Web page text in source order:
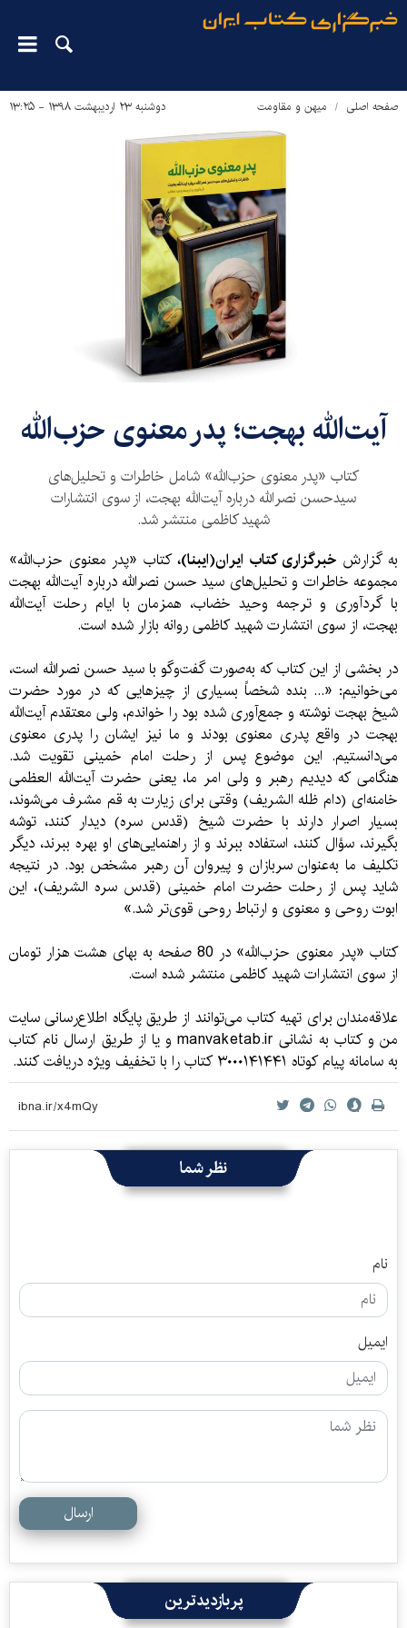
صفحه اصلی میهن و مقاومت دوشنبه ۲۳ اردیبهشت ۱۳۹۸ - ۱۳:۲۵
آیت‌الله بهجت؛ پدر معنوی حزب‌الله
کتاب «پدر معنوی حزب‌الله» شامل خاطرات و تحلیل‌های
سیدحسن نصرالله درباره آیت‌الله بهجت، از سوی انتشارات
شهید کاظمی منتشر شد.
به گزارش خبرگزاری کتاب ایران(ایبنا)،کتاب «پدر معنوی حزب‌الله»
مجموعه خاطرات و تحلیل‌های سید حسن نصرالله درباره آیت‌الله بهجت
با گردآوری و ترجمه وحید خضاب، همزمان با ایام رحلت آیت‌الله
بهجت،‌ از سوی انتشارت شهید کاظمی روانه بازار شده است.
در بخشی از این کتاب که به‌صورت گفت‌وگو با سید حسن نصرالله است،
می‌‌خوانیم: «... بنده شخصاً بسیاری از چیزهایی که در مورد حضرت
شیخ بهجت نوشته و جمع‌آوری شده بود را خواندم، ولی معتقدم آیت‌الله
بهجت در واقع پدری معنوی بودند و ما نیز ایشان را پدری معنوی
می‌دانستیم. این موضوع پس از رحلت امام خمینی تقویت شد.
هنگامی که دیدیم رهبر و ولی امر ما، یعنی حضرت آیت‌الله العظمی
خامنه‌ای (دام ظله الشریف) وقتی برای زیارت به قم مشرف می‌شوند،
بسیار اصرار دارند با حضرت شیخ (قدس سره) دیدار کنند، توشه
بگیرند، سؤال کنند، استفاده ببرند و از راهنمایی‌های او بهره ببرند، دیگر
تکلیف ما به‌عنوان سربازان و پیروان آن رهبر مشخص بود. در نتیجه
شاید پس از رحلت حضرت امام خمینی (قدس سره الشریف)، این
ابوت روحی و معنوی و ارتباط روحی قوی‌تر شد.»
کتاب «پدر معنوی حزب‌الله» در 80 صفحه به بهای هشت هزار تومان
از سوی انتشارات شهید کاظمی منتشر شده است.
علاقه‌مندان برای تهیه کتاب می‌توانند از طریق پایگاه اطلاع‌رسانی سایت
من و کتاب به نشانی manvaketab.ir و یا از طریق ارسال نام کتاب
به سامانه پیام کوتاه ۳۰۰۰۱۴۱۴۴۱ کتاب را با تخفیف ویژه دریافت کنند.
نظر شما
نام
ایمیل
ارسال
پربازدیدترین